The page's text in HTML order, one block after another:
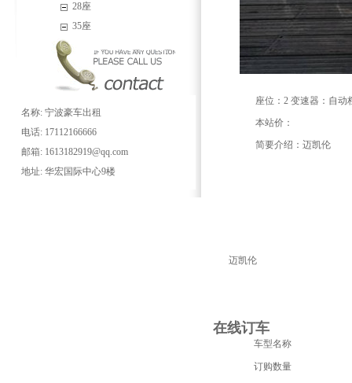
28座
35座
名称: 宁波豪车出租
电话: 17112166666
邮箱: 1613182919@qq.com
地址: 华宏国际中心9楼
座位：2 变速器：自动
本站价：
简要介绍：迈凯伦
迈凯伦
在线订车
车型名称
订购数量